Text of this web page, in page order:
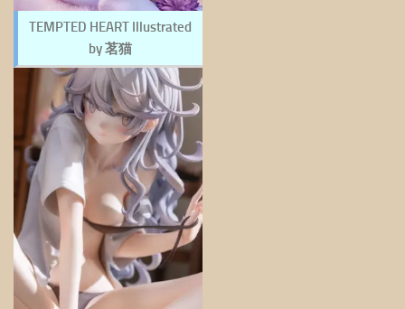
TEMPTED HEART Illustrated
by 茗猫